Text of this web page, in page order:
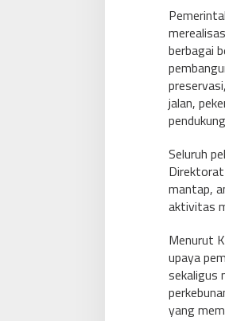
berbagai
jalan,
Seluruh
Direktorat
mantap,
aktivitas
Menurut
upaya
sekaligus
yang